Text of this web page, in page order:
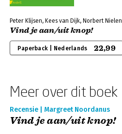
Peter Klijsen, Kees van Dijk, Norbert Nielen
Vind je aan/uit knop!
Paperback | Nederlands 22,99
Meer over dit boek
Recensie | Margreet Noordanus
Vind je aan/uit knop!